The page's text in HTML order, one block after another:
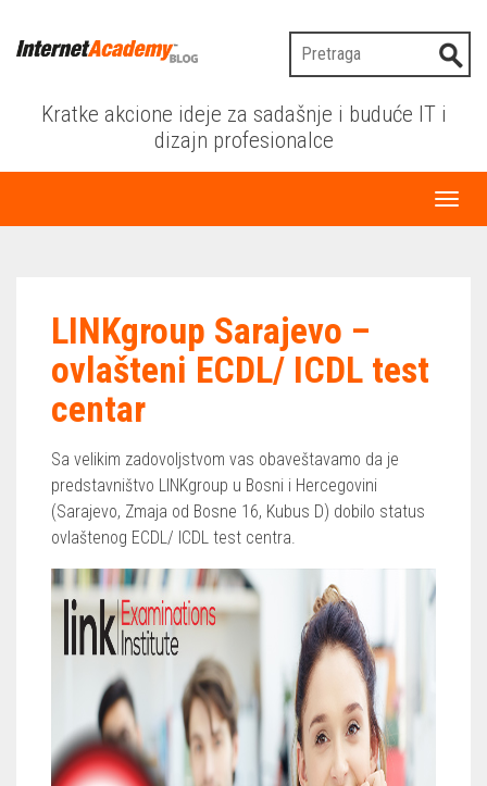
Kratke akcione ideje za sadašnje i buduće IT i
dizajn profesionalce
LINKgroup Sarajevo –
ovlašteni ECDL/ ICDL test
centar
Sa velikim zadovoljstvom vas obaveštavamo da je
predstavništvo LINKgroup u Bosni i Hercegovini
(Sarajevo, Zmaja od Bosne 16, Kubus D) dobilo status
ovlaštenog ECDL/ ICDL test centra.